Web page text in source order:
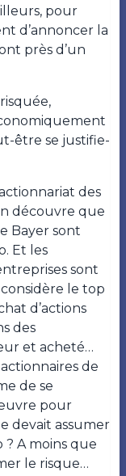
pour
d’annoncer la
près d’un
être se justifie-
des
découvre que
Bayer sont
Et les
sont
le top
d’actions
des
et acheté…
de
de se
pour
devait assumer
? A moins que
le risque…